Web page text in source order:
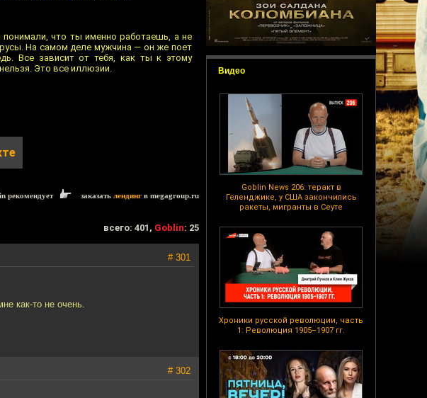
Видео
Goblin News 206: теракт в
Геленджике, у США закончились
ракеты, мигранты в Сеуте
Хроники русской революции, часть
1: Революция 1905–1907 гг.
что ты именно работаешь, а не
На самом деле мужчина — он же поет
Все зависит от тебя, как ты к этому
Это все иллюзии.
рекомендует заказать лендинг в megagroup.ru
всего: 401, Goblin: 25
# 301
как-то не очень.
# 302